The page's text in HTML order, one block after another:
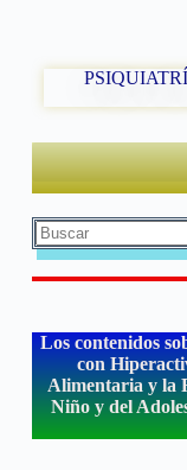
Los contenidos
con
Alimentaria y la
Niño y del